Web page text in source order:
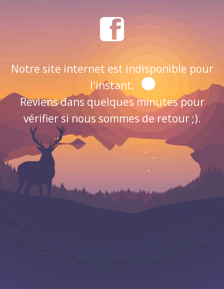
Notre site internet est indisponible pour
l'instant.
Reviens dans quelques minutes pour
vérifier si nous sommes de retour ;).